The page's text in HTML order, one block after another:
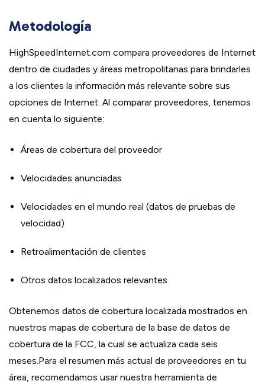
Metodología
HighSpeedInternet.com compara proveedores de Internet
dentro de ciudades y áreas metropolitanas para brindarles
a los clientes la información más relevante sobre sus
opciones de Internet. Al comparar proveedores, tenemos
en cuenta lo siguiente:
Áreas de cobertura del proveedor
Velocidades anunciadas
Velocidades en el mundo real (datos de pruebas de
velocidad)
Retroalimentación de clientes
Otros datos localizados relevantes
Obtenemos datos de cobertura localizada mostrados en
nuestros mapas de cobertura de la base de datos de
cobertura de la FCC, la cual se actualiza cada seis
meses.Para el resumen más actual de proveedores en tu
área, recomendamos usar nuestra herramienta de